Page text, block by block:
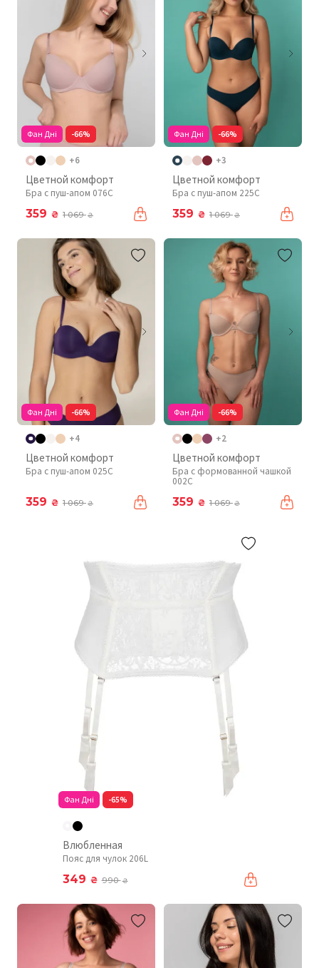
Фан Дні -66%
+6
Цветной комфорт
Бра с пуш-апом 076C
359 ₴ 1 069₴
Фан Дні -66%
+3
Цветной комфорт
Бра с пуш-апом 225C
359 ₴ 1 069₴
Фан Дні -66%
+4
Цветной комфорт
Бра с пуш-апом 025C
359 ₴ 1 069₴
Фан Дні -66%
+2
Цветной комфорт
Бра с формованной чашкой
002C
359 ₴ 1 069₴
Фан Дні -65%
Влюбленная
Пояс для чулок 206L
349 ₴ 990₴